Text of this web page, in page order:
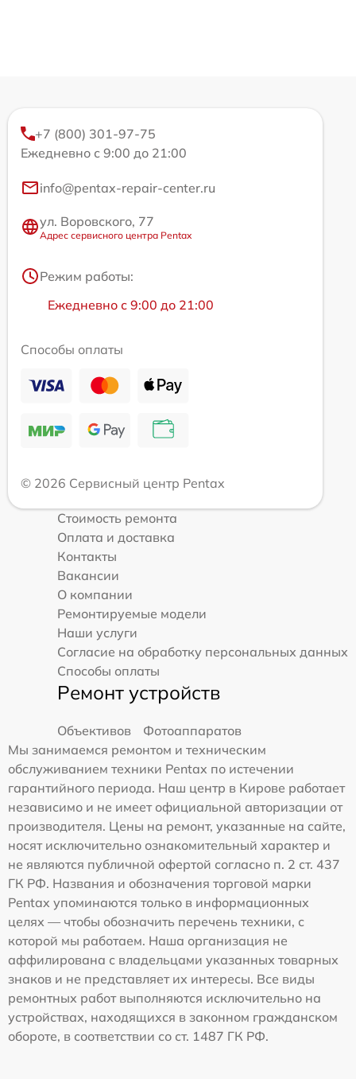
+7 (800) 301-97-75
Ежедневно с 9:00 до 21:00
info@pentax-repair-center.ru
ул. Воровского, 77
Адрес сервисного центра Pentax
Режим работы:
Ежедневно с 9:00 до 21:00
Способы оплаты
© 2026 Сервисный центр Pentax
Стоимость ремонта
Оплата и доставка
Контакты
Вакансии
О компании
Ремонтируемые модели
Наши услуги
Согласие на обработку персональных данных
Способы оплаты
Ремонт устройств
Объективов
Фотоаппаратов
Мы занимаемся ремонтом и техническим
обслуживанием техники Pentax по истечении
гарантийного периода. Наш центр в Кирове работает
независимо и не имеет официальной авторизации от
производителя. Цены на ремонт, указанные на сайте,
носят исключительно ознакомительный характер и
не являются публичной офертой согласно п. 2 ст. 437
ГК РФ. Названия и обозначения торговой марки
Pentax упоминаются только в информационных
целях — чтобы обозначить перечень техники, с
которой мы работаем. Наша организация не
аффилирована с владельцами указанных товарных
знаков и не представляет их интересы. Все виды
ремонтных работ выполняются исключительно на
устройствах, находящихся в законном гражданском
обороте, в соответствии со ст. 1487 ГК РФ.